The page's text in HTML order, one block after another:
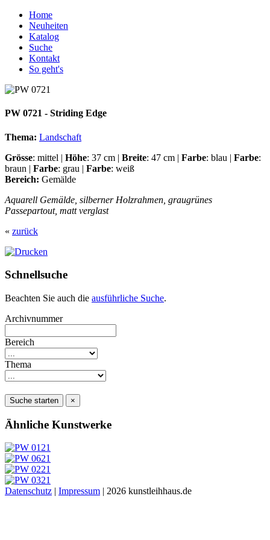
Home
Neuheiten
Katalog
Suche
Kontakt
So geht's
PW 0721 - Striding Edge
Thema: Landschaft
Grösse: mittel | Höhe: 37 cm | Breite: 47 cm | Farbe: blau | Farbe:
braun | Farbe: grau | Farbe: weiß
Bereich: Gemälde
Aquarell Gemälde, silberner Holzrahmen, graugrünes
Passepartout, matt verglast
« zurück
Schnellsuche
Beachten Sie auch die ausführliche Suche.
Archivnummer
Bereich
Thema
Suche starten ×
Ähnliche Kunstwerke
Datenschutz | Impressum | 2026 kunstleihhaus.de